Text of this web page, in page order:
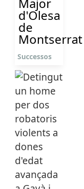
d'Olesa
de
Montserrat
Successos